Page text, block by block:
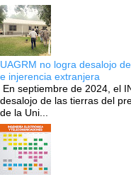
UAGRM no logra desalojo
e injerencia extranjera
En septiembre de 2024, el
desalojo de las tierras del
de la Uni...